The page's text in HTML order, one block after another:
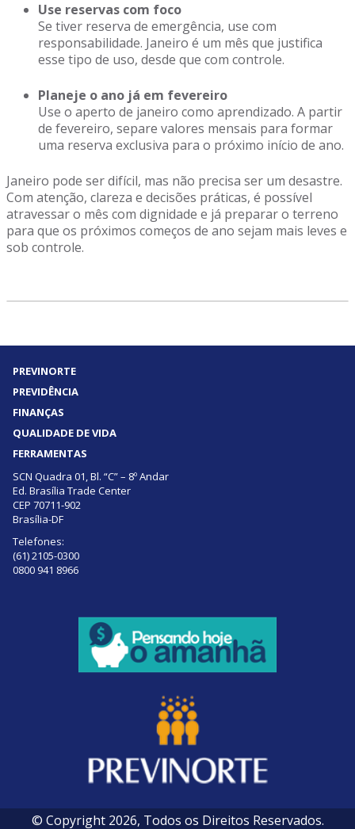
Use reservas com foco
Se tiver reserva de emergência, use com
responsabilidade. Janeiro é um mês que justifica
esse tipo de uso, desde que com controle.
Planeje o ano já em fevereiro
Use o aperto de janeiro como aprendizado. A partir
de fevereiro, separe valores mensais para formar
uma reserva exclusiva para o próximo início de ano.
Janeiro pode ser difícil, mas não precisa ser um desastre.
Com atenção, clareza e decisões práticas, é possível
atravessar o mês com dignidade e já preparar o terreno
para que os próximos começos de ano sejam mais leves e
sob controle.
PREVINORTE
PREVIDÊNCIA
FINANÇAS
QUALIDADE DE VIDA
FERRAMENTAS
SCN Quadra 01, Bl. “C” – 8º Andar
Ed. Brasília Trade Center
CEP 70711-902
Brasília-DF
Telefones:
(61) 2105-0300
0800 941 8966
© Copyright 2026, Todos os Direitos Reservados.